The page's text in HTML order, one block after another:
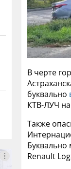
В черте
буквально
КТВ-ЛУЧ
Также
Буквально
Renault